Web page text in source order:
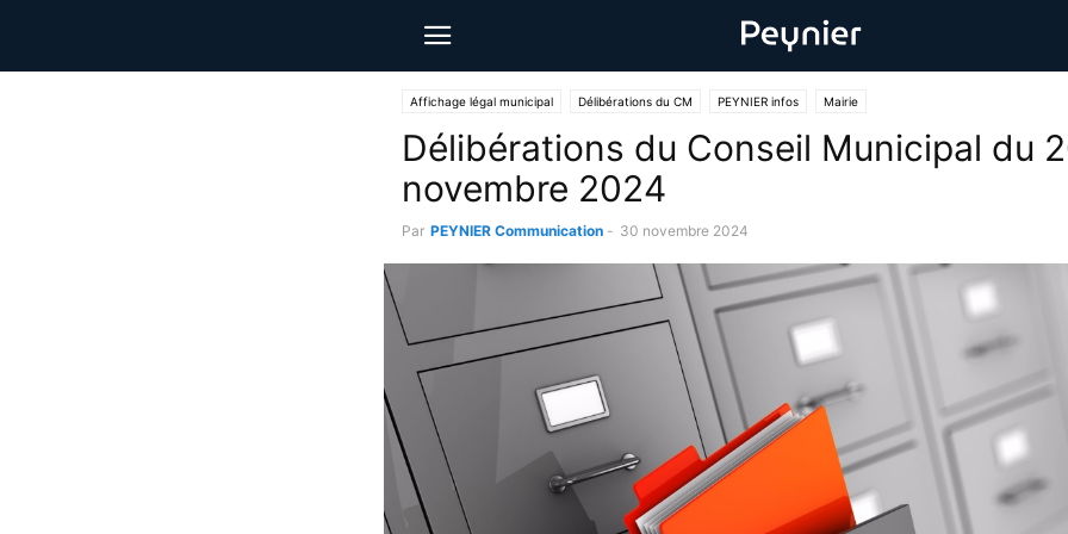
Affichage légal municipal Délibérations du CM PEYNIER infos Mairie
Délibérations du Conseil Municipal du
novembre 2024
Par PEYNIER Communication - 30 novembre 2024